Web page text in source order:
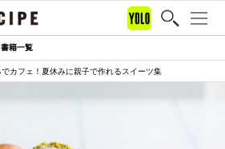
籍一覧
でカフェ！夏休みに親子で作れるスイーツ集